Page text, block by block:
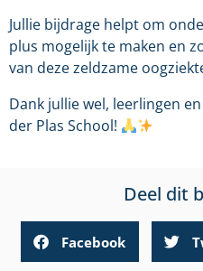
Jullie bijdrage helpt om
plus mogelijk te maken en
van deze zeldzame
Dank jullie wel, leerlingen
der Plas School!
Deel dit
Facebook